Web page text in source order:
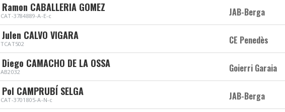
Ramon CABALLERIA GOMEZ
CAT-3784889-A-E-c JAB-Berga
Julen CALVO VIGARA
TCAT502 CE Penedès
Diego CAMACHO DE LA OSSA
AB2032 Goierri Garaia
Pol CAMPRUBÍ SELGA
CAT-3701805-A-N-c JAB-Berga